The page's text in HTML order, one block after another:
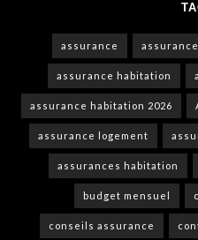
assurance
assurance habitation
assurance habitation 2026
assurance logement
assurances habitation
budget mensuel
conseils assurance